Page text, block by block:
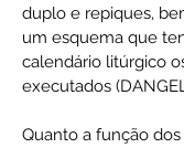
duplo e repiques,
um esquema que
calendário litúrgico
executados
Quanto a função